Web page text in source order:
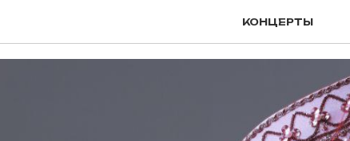
КОНЦЕРТЫ